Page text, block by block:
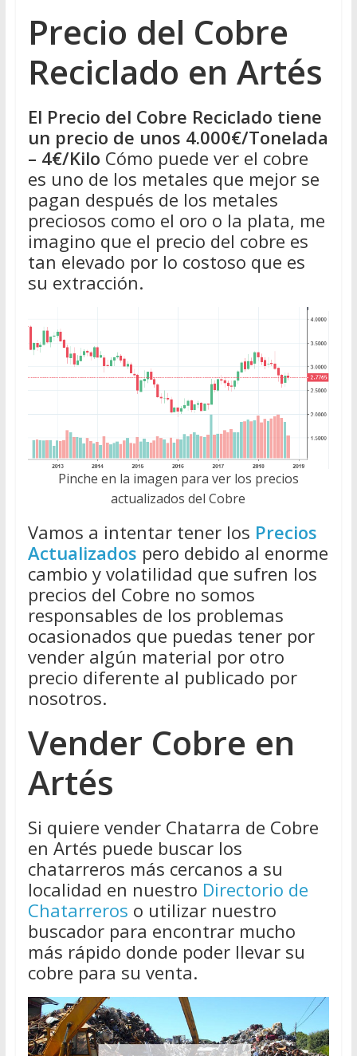
Precio del Cobre
Reciclado en Artés
El Precio del Cobre Reciclado tiene
un precio de unos 4.000€/Tonelada
– 4€/Kilo Cómo puede ver el cobre
es uno de los metales que mejor se
pagan después de los metales
preciosos como el oro o la plata, me
imagino que el precio del cobre es
tan elevado por lo costoso que es
su extracción.
Pinche en la imagen para ver los precios
actualizados del Cobre
Vamos a intentar tener los Precios
Actualizados pero debido al enorme
cambio y volatilidad que sufren los
precios del Cobre no somos
responsables de los problemas
ocasionados que puedas tener por
vender algún material por otro
precio diferente al publicado por
nosotros.
Vender Cobre en
Artés
Si quiere vender Chatarra de Cobre
en Artés puede buscar los
chatarreros más cercanos a su
localidad en nuestro Directorio de
Chatarreros o utilizar nuestro
buscador para encontrar mucho
más rápido donde poder llevar su
cobre para su venta.